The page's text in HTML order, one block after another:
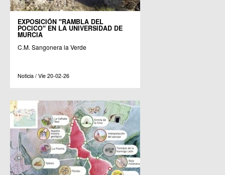
EXPOSICIÓN "RAMBLA DEL
POCICO" EN LA UNIVERSIDAD DE
MURCIA
C.M. Sangonera la Verde
Noticia / Vie 20-02-26